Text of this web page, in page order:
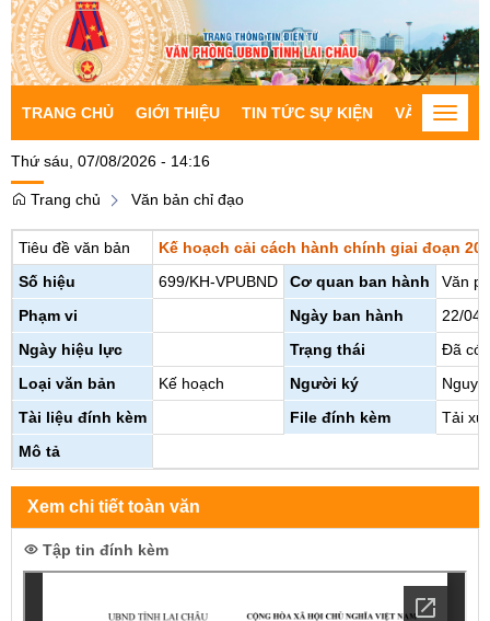
TRANG CHỦ GIỚI THIỆU TIN TỨC SỰ KIỆN VĂN BẢNToggle
Thứ sáu, 07/08/2026 - 14:16
Trang chủ Văn bản chỉ đạo
Tiêu đề văn bản
Kế hoạch cải cách hành chính giai đoạn
Số hiệu
699/KH-VPUBND Cơ quan ban hành
Văn
Phạm vi
Ngày ban hành
22/04/
Ngày hiệu lực
Trạng thái
Đã có
Loại văn bản
Kế hoạch Người ký
Tài liệu đính kèm
File đính kèm
Tải
Mô tả
Xem chi tiết toàn văn
Tập tin đính kèm